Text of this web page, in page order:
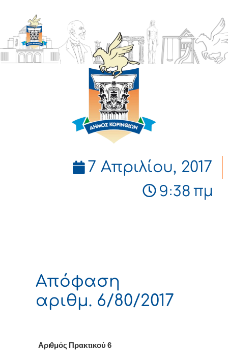
ΔΗΜΟΣ
ΚΟΡΙΝΘΙΩΝ
7 Απριλίου, 2017
9:38 πμ
Απόφαση
αριθμ. 6/80/2017
Αριθμός Πρακτικού 6